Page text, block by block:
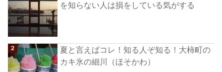
を知らない人は損をしている気がする
夏と言えばコレ！知る人ぞ知る！大柿町の
カキ氷の細川（ほそかわ）